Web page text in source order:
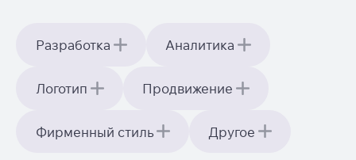
Разработка Аналитика
Логотип Продвижение
Фирменный стиль Другое